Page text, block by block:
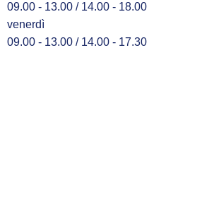
09.00 - 13.00 / 14.00 - 18.00
venerdì
09.00 - 13.00 / 14.00 - 17.30